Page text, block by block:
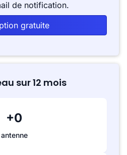
de notification.
gratuite
sur 12 mois
+0
antenne